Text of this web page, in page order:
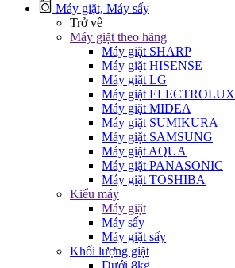
Máy giặt, Máy sấy
Trở về
Máy giặt theo hãng
Máy giặt SHARP
Máy giặt HISENSE
Máy giặt LG
Máy giặt ELECTROLUX
Máy giặt MIDEA
Máy giặt SUMIKURA
Máy giặt SAMSUNG
Máy giặt AQUA
Máy giặt PANASONIC
Máy giặt TOSHIBA
Kiểu máy
Máy giặt
Máy sấy
Máy giặt sấy
Khối lượng giặt
Dưới 8kg